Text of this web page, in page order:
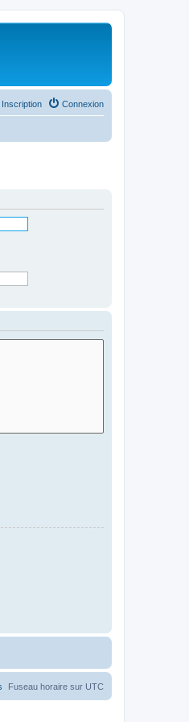
Connexion
Inscription
Fuseau horaire sur UTC